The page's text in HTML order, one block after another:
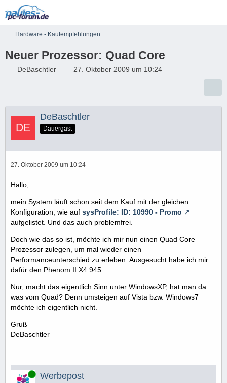
Hardware - Kaufempfehlungen
Neuer Prozessor: Quad Core
DeBaschtler 27. Oktober 2009 um 10:24
DeBaschtler
Dauergast
27. Oktober 2009 um 10:24
Hallo,
mein System läuft schon seit dem Kauf mit der gleichen
Konfiguration, wie auf sysProfile: ID: 10990 - Promo
aufgelistet. Und das auch problemfrei.
Doch wie das so ist, möchte ich mir nun einen Quad Core
Prozessor zulegen, um mal wieder einen
Performanceunterschied zu erleben. Ausgesucht habe ich mir
dafür den Phenom II X4 945.
Nur, macht das eigentlich Sinn unter WindowsXP, hat man da
was vom Quad? Denn umsteigen auf Vista bzw. Windows7
möchte ich eigentlich nicht.
Gruß
DeBaschtler
Online Werbepost